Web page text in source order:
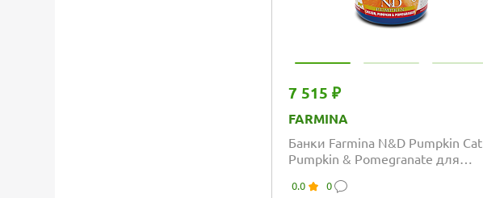
7 515 ₽
FARMINA
Банки Farmina N&D Pumpkin Cat
Pumpkin & Pomegranate для
гранатом
0.0 0